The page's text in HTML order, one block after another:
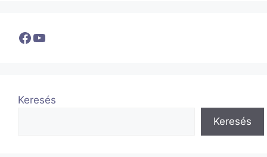
Facebook
YouTube
Keresés
Keresés